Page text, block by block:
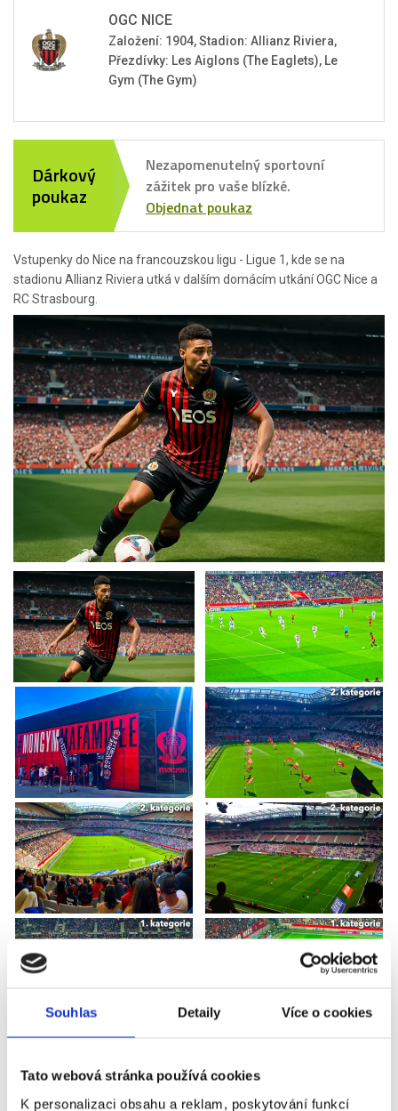
Souhlas Detaily Více o cookies
Tato webová stránka používá cookies
K personalizaci obsahu a reklam, poskytování funkcí
Vstupenky do Nice na francouzskou ligu - Ligue 1, kde se na
stadionu Allianz Riviera utká v dalším domácím utkání OGC Nice a
RC Strasbourg.
OGC NICE
Založení: 1904, Stadion: Allianz Riviera,
Přezdívky: Les Aiglons (The Eaglets), Le
Gym (The Gym)
Dárkový
poukaz
Nezapomenutelný sportovní
zážitek pro vaše blízké.
Objednat poukaz